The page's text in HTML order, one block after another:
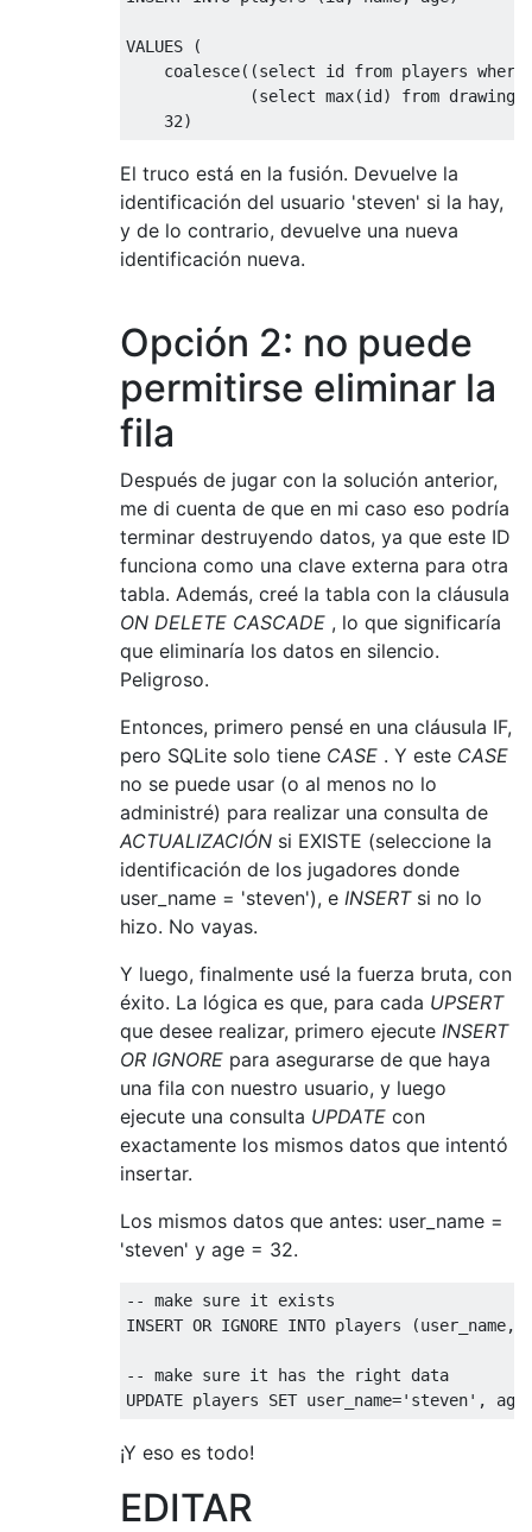
VALUES
(
coalesce((select id from players where
(select max(id) from drawings
32)
El truco está en la fusión. Devuelve la
identificación del usuario 'steven' si la hay,
y de lo contrario, devuelve una nueva
identificación nueva.
Opción 2: no puede
permitirse eliminar la
fila
Después de jugar con la solución anterior,
me di cuenta de que en mi caso eso podría
terminar destruyendo datos, ya que este ID
funciona como una clave externa para otra
tabla. Además, creé la tabla con la cláusula
ON DELETE CASCADE , lo que significaría
que eliminaría los datos en silencio.
Peligroso.
Entonces, primero pensé en una cláusula IF,
pero SQLite solo tiene CASE . Y este CASE
no se puede usar (o al menos no lo
administré) para realizar una consulta de
ACTUALIZACIÓN si EXISTE (seleccione la
identificación de los jugadores donde
user_name = 'steven'), e INSERTsi no lo
hizo. No vayas.
Y luego, finalmente usé la fuerza bruta, con
éxito. La lógica es que, para cada UPSERT
que desee realizar, primero ejecute INSERT
OR IGNORE para asegurarse de que haya
una fila con nuestro usuario, y luego
ejecute una consulta UPDATE con
exactamente los mismos datos que intentó
insertar.
Los mismos datos que antes: user_name =
'steven' y age = 32.
-- make sure it exists
INSERT OR IGNORE INTO players (user_name,
-- make sure it has the right data
UPDATE players SET user_name='steven' , age
¡Y eso es todo!
EDITAR